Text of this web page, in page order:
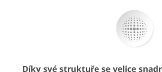
Díky své struktuře se velice